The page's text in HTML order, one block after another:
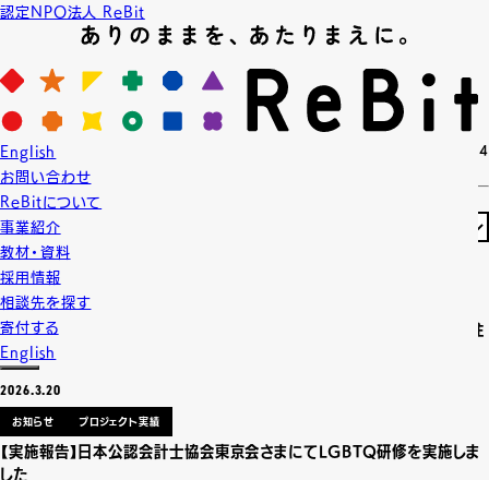
認定NPO法人 ReBit
English
お問い合わせ
ReBitについて
事業紹介
教材・資料
採用情報
相談先を探す
寄付する
English
News
ニュース
2 / 64
2026.3.23
お知らせ
【注意喚起】弊団体の関係者になりすました迷惑メール・詐欺メールにご注
意下さい
2026.3.20
お知らせ プロジェクト実績
【実施報告】日本公認会計士協会東京会さまにてLGBTQ研修を実施しま
した